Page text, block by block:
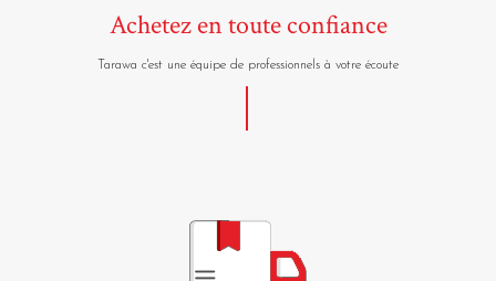
Achetez en toute confiance
Tarawa c'est une équipe de professionnels à votre écoute